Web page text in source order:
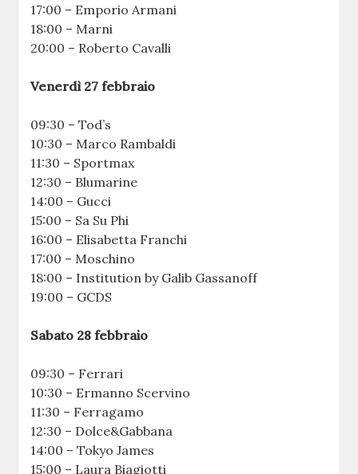
17:00 – Emporio Armani
18:00 – Marni
20:00 – Roberto Cavalli
Venerdì 27 febbraio
09:30 – Tod’s
10:30 – Marco Rambaldi
11:30 – Sportmax
12:30 – Blumarine
14:00 – Gucci
15:00 – Sa Su Phi
16:00 – Elisabetta Franchi
17:00 – Moschino
18:00 – Institution by Galib Gassanoff
19:00 – GCDS
Sabato 28 febbraio
09:30 – Ferrari
10:30 – Ermanno Scervino
11:30 – Ferragamo
12:30 – Dolce&Gabbana
14:00 – Tokyo James
15:00 – Laura Biagiotti